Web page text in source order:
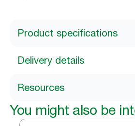
Product specifications
Delivery details
Resources
You might also be